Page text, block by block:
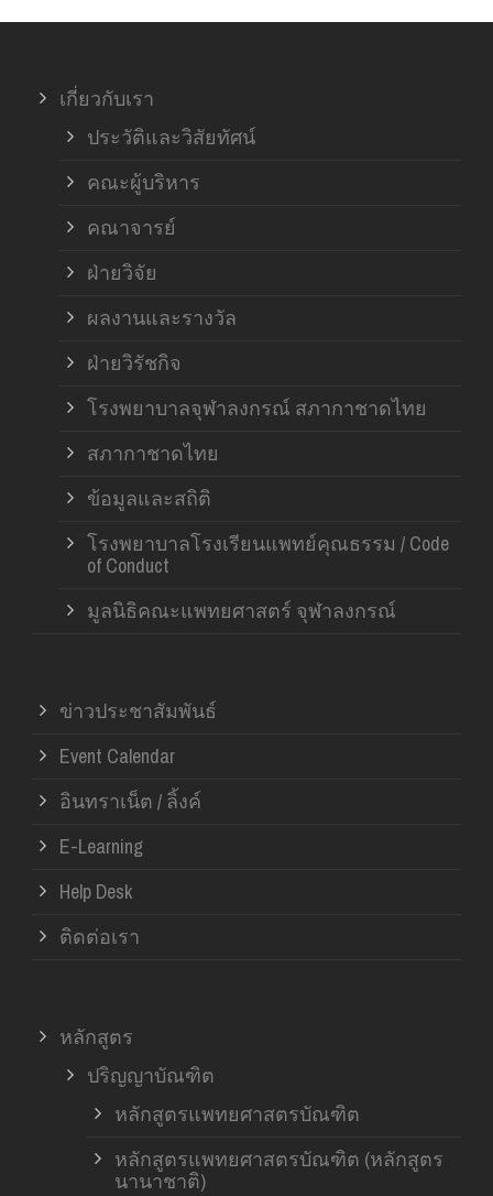
เกี่ยวกับเรา
ประวัติและวิสัยทัศน์
คณะผู้บริหาร
คณาจารย์
ฝ่ายวิจัย
ผลงานและรางวัล
ฝ่ายวิรัชกิจ
โรงพยาบาลจุฬาลงกรณ์ สภากาชาดไทย
สภากาชาดไทย
ข้อมูลและสถิติ
โรงพยาบาลโรงเรียนแพทย์คุณธรรม / Code
of Conduct
มูลนิธิคณะแพทยศาสตร์ จุฬาลงกรณ์
ข่าวประชาสัมพันธ์
Event Calendar
อินทราเน็ต / ลิ้งค์
E-Learning
Help Desk
ติดต่อเรา
หลักสูตร
ปริญญาบัณฑิต
หลักสูตรแพทยศาสตรบัณฑิต
หลักสูตรแพทยศาสตรบัณฑิต (หลักสูตร
นานาชาติ)